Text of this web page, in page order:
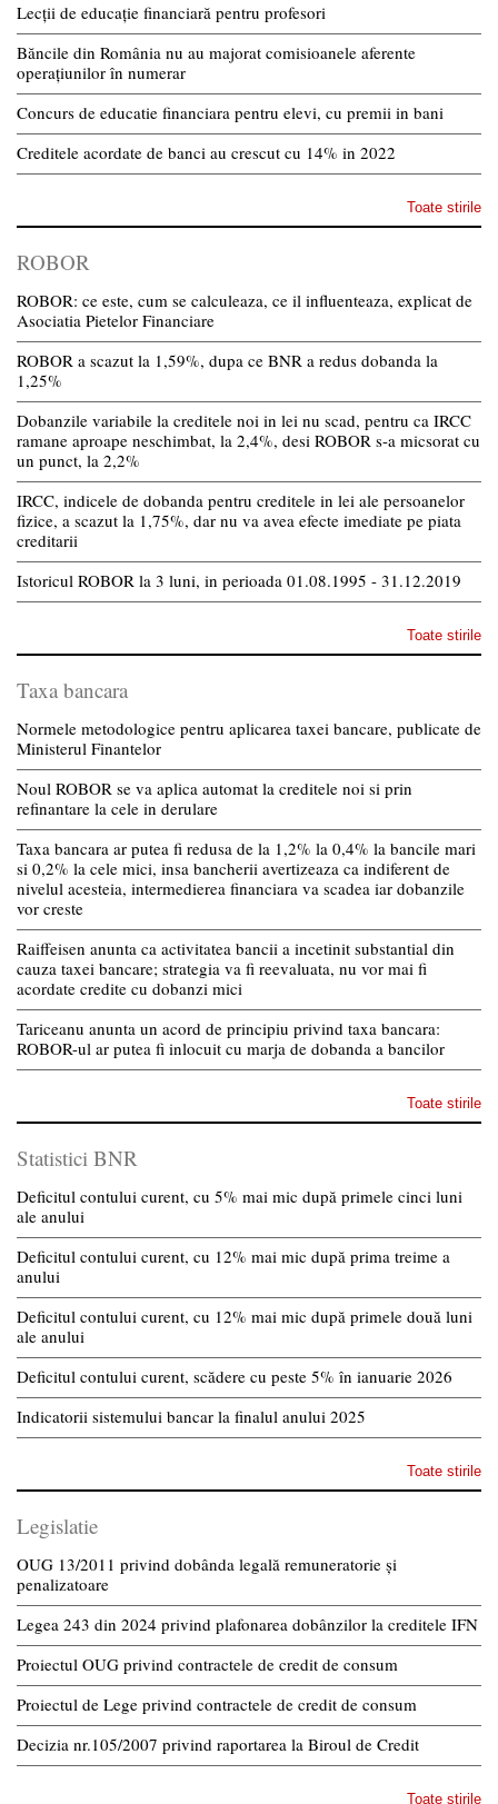
Lecții de educație financiară pentru profesori
Băncile din România nu au majorat comisioanele aferente
operațiunilor în numerar
Concurs de educatie financiara pentru elevi, cu premii in bani
Creditele acordate de banci au crescut cu 14% in 2022
Toate stirile
ROBOR
ROBOR: ce este, cum se calculeaza, ce il influenteaza, explicat de
Asociatia Pietelor Financiare
ROBOR a scazut la 1,59%, dupa ce BNR a redus dobanda la
1,25%
Dobanzile variabile la creditele noi in lei nu scad, pentru ca IRCC
ramane aproape neschimbat, la 2,4%, desi ROBOR s-a micsorat cu
un punct, la 2,2%
IRCC, indicele de dobanda pentru creditele in lei ale persoanelor
fizice, a scazut la 1,75%, dar nu va avea efecte imediate pe piata
creditarii
Istoricul ROBOR la 3 luni, in perioada 01.08.1995 - 31.12.2019
Toate stirile
Taxa bancara
Normele metodologice pentru aplicarea taxei bancare, publicate de
Ministerul Finantelor
Noul ROBOR se va aplica automat la creditele noi si prin
refinantare la cele in derulare
Taxa bancara ar putea fi redusa de la 1,2% la 0,4% la bancile mari
si 0,2% la cele mici, insa bancherii avertizeaza ca indiferent de
nivelul acesteia, intermedierea financiara va scadea iar dobanzile
vor creste
Raiffeisen anunta ca activitatea bancii a incetinit substantial din
cauza taxei bancare; strategia va fi reevaluata, nu vor mai fi
acordate credite cu dobanzi mici
Tariceanu anunta un acord de principiu privind taxa bancara:
ROBOR-ul ar putea fi inlocuit cu marja de dobanda a bancilor
Toate stirile
Statistici BNR
Deficitul contului curent, cu 5% mai mic după primele cinci luni
ale anului
Deficitul contului curent, cu 12% mai mic după prima treime a
anului
Deficitul contului curent, cu 12% mai mic după primele două luni
ale anului
Deficitul contului curent, scădere cu peste 5% în ianuarie 2026
Indicatorii sistemului bancar la finalul anului 2025
Toate stirile
Legislatie
OUG 13/2011 privind dobânda legală remuneratorie și
penalizatoare
Legea 243 din 2024 privind plafonarea dobânzilor la creditele IFN
Proiectul OUG privind contractele de credit de consum
Proiectul de Lege privind contractele de credit de consum
Decizia nr.105/2007 privind raportarea la Biroul de Credit
Toate stirile